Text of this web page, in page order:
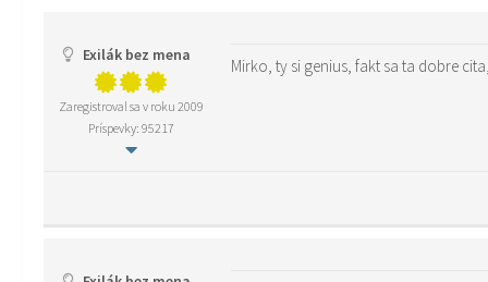
Exilák bez mena
Zaregistroval sa v roku 2009
Príspevky: 95217
Mirko, ty si genius, fakt sa ta dobre